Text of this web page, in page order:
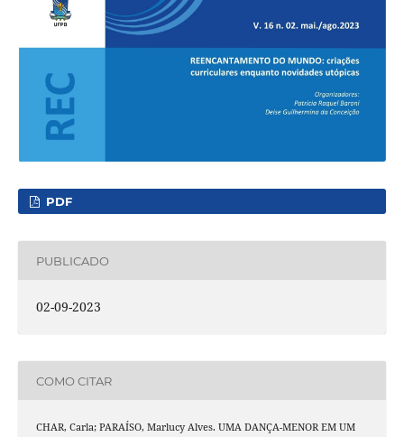
PDF
PUBLICADO
02-09-2023
COMO CITAR
CHAR, Carla; PARAÍSO, Marlucy Alves. UMA DANÇA-MENOR EM UM